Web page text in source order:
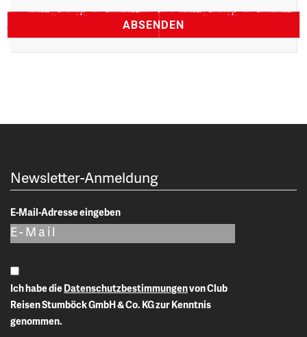
Newsletter-Anmeldung
E-Mail-Adresse eingeben
Ich habe dieDatenschutzbestimmungen
Reisen Stumböck GmbH & Co. KG zur Kenntnis
genommen.